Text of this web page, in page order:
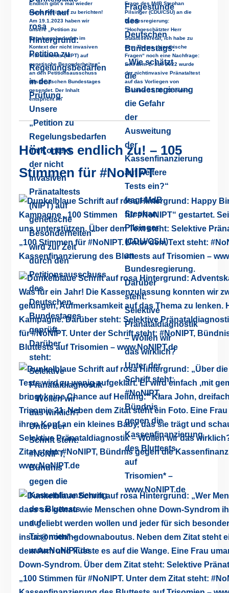
Endlich gibt’s mal wieder
etwas Positives zu berichten!
Am 19.1.2023 haben wir
unsere „Petition zu
Regelungsbedarfen im
Kontext der nicht invasiven
Pränataltests (NIPT) auf
genetische Besonderheiten“
an den Petitionsausschuss
des Deutschen Bundestages
gesendet. Der Inhalt
entspricht im
Frage des MdB Stephan
Pilsinger (CDU/CSU) an die
Bundesregierung:
“Hochgeschätzter Herr
Staatssekretär, ich habe zu
dem Thema „bioethische
Fragen“ noch eine Nachfrage:
Seit dem 1. Juli 2022 wurde
der nichtinvasive Pränataltest
auf das Vorliegen von
Trisomie 13, 18, 21 in den
Hört uns endlich zu! – 105
Stimmen für #NoNIPT